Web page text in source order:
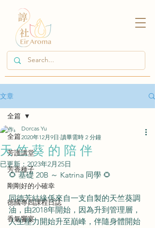
文章
全篇
芳護講堂
芳香種子
剛剛好的小確幸
德國專四課程日誌
香氣饗宴
全篇
天 竺 葵 的 陪 伴
Dorcas Yu
2020年12月9日 讀畢需時 2 分鐘
已更新： 2023年2月25日
🌻 基礎 20B ～ Katrina 同學 🌻
同德芳結緣係來自一支自製的天竺葵調
油，由2018年開始，因為升到管理層，
人生壓力開始升至巔峰，伴隨身體開始